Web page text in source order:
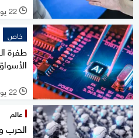
l 22 يونيو 2026
خاص
طفرة
l 22 يونيو 2026
عالم
الحرب